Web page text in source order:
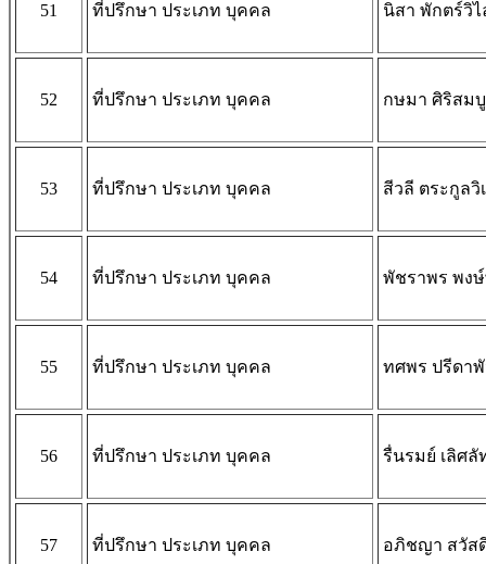
51 ที่ปรึกษา ประเภท บุคคล นิสา พักตร์วิไ
52 ที่ปรึกษา ประเภท บุคคล กษมา ศิริสม
53 ที่ปรึกษา ประเภท บุคคล สีวลี ตระกูลวิ
54 ที่ปรึกษา ประเภท บุคคล พัชราพร พง
55 ที่ปรึกษา ประเภท บุคคล ทศพร ปรีดา
56 ที่ปรึกษา ประเภท บุคคล รื่นรมย์ เลิศ
57 ที่ปรึกษา ประเภท บุคคล อภิชญา สวัส